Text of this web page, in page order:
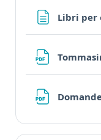
Libri per